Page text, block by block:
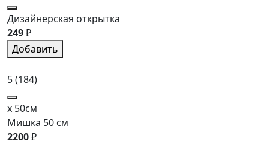
Дизайнерская открытка
249₽
Добавить
5(184)
x 50см
Мишка 50 см
2200₽